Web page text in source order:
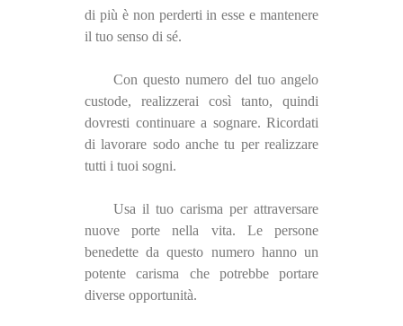
di più è non perderti in esse e mantenere
il tuo senso di sé.
Con questo numero del tuo angelo
custode, realizzerai così tanto, quindi
dovresti continuare a sognare. Ricordati
di lavorare sodo anche tu per realizzare
tutti i tuoi sogni.
Usa il tuo carisma per attraversare
nuove porte nella vita. Le persone
benedette da questo numero hanno un
potente carisma che potrebbe portare
diverse opportunità.